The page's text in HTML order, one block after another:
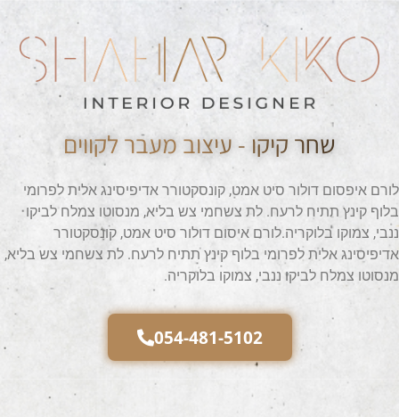
שחר קיקו - עיצוב מעבר לקווים
לורם איפסום דולור סיט אמט, קונסקטורר אדיפיסינג אלית לפרומי
בלוף קינץ תתיח לרעח. לת צשחמי צש בליא, מנסוטו צמלח לביקו
ננבי, צמוקו בלוקריה.לורם איסום דולור סיט אמט, קונסקטורר
אדיפיסינג אלית לפרומי בלוף קינץ תתיח לרעח. לת צשחמי צש בליא,
מנסוטו צמלח לביקו ננבי, צמוקו בלוקריה.
054-481-5102